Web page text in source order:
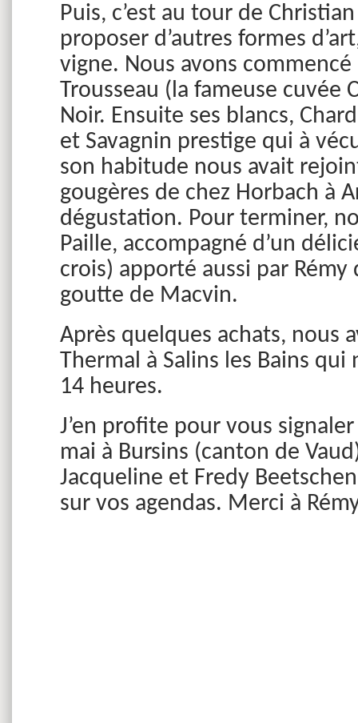
Puis, c’est au tour de
proposer d’autres formes
vigne. Nous avons
Trousseau (la fameuse cuvée
Noir. Ensuite ses blancs,
et Savagnin prestige qui à
son habitude nous avait
gougères de chez Horbach à
dégustation. Pour terminer,
Paille, accompagné d’un
crois) apporté aussi par
goutte de Macvin.
Après quelques achats, nous
Thermal à Salins les Bains
14 heures.
J’en profite pour vous
mai à Bursins (canton de
Jacqueline et Fredy
sur vos agendas. Merci à